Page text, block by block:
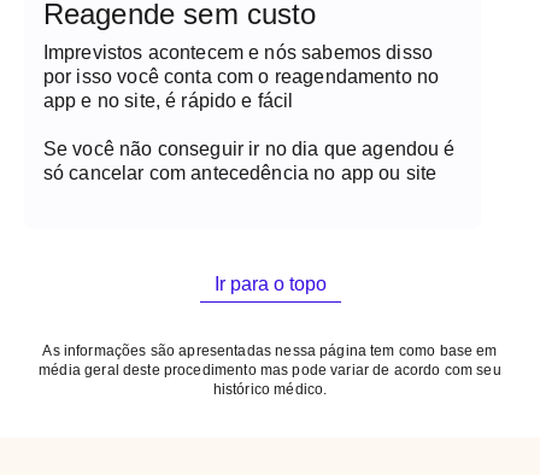
Reagende sem custo
Imprevistos acontecem e nós sabemos disso
por isso você conta com o reagendamento no
app e no site, é rápido e fácil
Se você não conseguir ir no dia que agendou é
só cancelar com antecedência no app ou site
Ir para o topo
As informações são apresentadas nessa página tem como base em
média geral deste procedimento mas pode variar de acordo com seu
histórico médico.